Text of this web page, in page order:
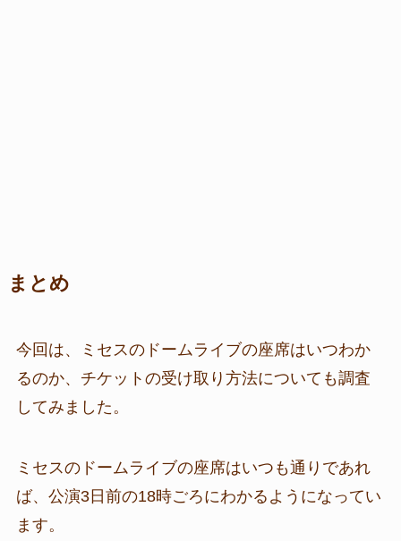
まとめ
今回は、ミセスのドームライブの座席はいつわか
るのか、チケットの受け取り方法についても調査
してみました。
ミセスのドームライブの座席はいつも通りであれ
ば、公演3日前の18時ごろにわかるようになってい
ます。